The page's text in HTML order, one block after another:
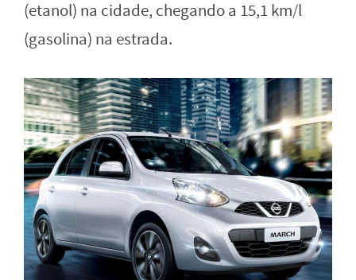
(etanol) na cidade, chegando a 15,1 km/l
(gasolina) na estrada.